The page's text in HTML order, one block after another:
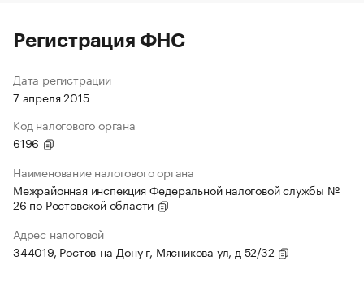
Регистрация ФНС
Дата регистрации
7 апреля 2015
Код налогового органа
6196
Наименование налогового органа
Межрайонная инспекция Федеральной налоговой службы №
26 по Ростовской области
Адрес налоговой
344019, Ростов-на-Дону г, Мясникова ул, д 52/32